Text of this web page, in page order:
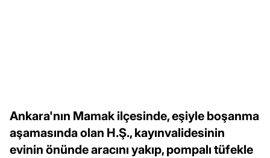
Ankara'nın Mamak ilçesinde, eşiyle boşanma
aşamasında olan H.Ş., kayınvalidesinin
evinin önünde aracını yakıp, pompalı tüfekle